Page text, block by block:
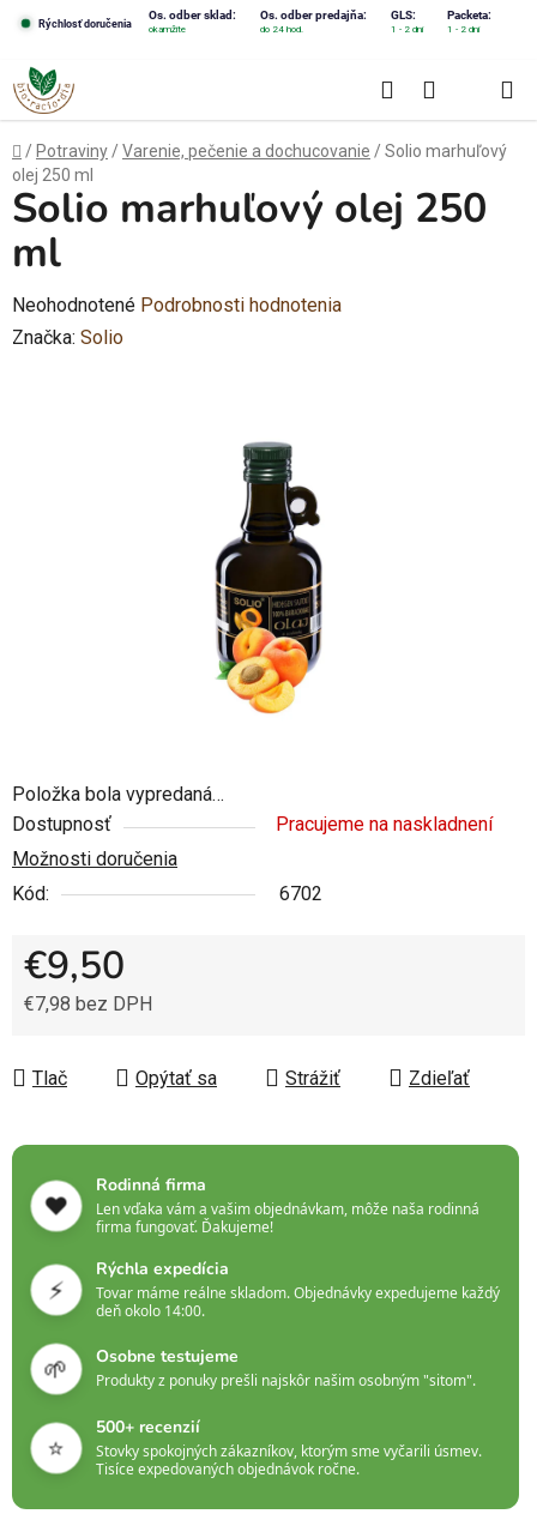
obsah
Rýchlosť doručenia
Os. odber sklad: Os. odber predajňa: GLS: Packeta:
okamžite do 24 hod. 1 - 2 dni 1 - 2 dni
Hľadať
KOŠÍK
Domov
/ Potraviny /Varenie, pečenie a dochucovanie /Solio marhuľový
olej 250 ml
Položka bola vypredaná…
Dostupnosť
Pracujeme na naskladnení
Možnosti doručenia
Kód:
6702
€9,50
€7,98 bez DPH
Tlač
Opýtať sa Strážiť Zdieľať
Solio marhuľový olej 250
ml
Priemerné
hodnotenie
Neohodnotené Podrobnosti hodnotenia
Značka: Solio
❤️
Rodinná firma
Len vďaka vám a vašim objednávkam, môže naša rodinná
firma fungovať. Ďakujeme!
⚡
Rýchla expedícia
Tovar máme reálne skladom. Objednávky expedujeme každý
deň okolo 14:00.
🌱 Osobne testujeme
Produkty z ponuky prešli najskôr našim osobným "sitom".
⭐
500+ recenzií
Stovky spokojných zákazníkov, ktorým sme vyčarili úsmev.
Tisíce expedovaných objednávok ročne.